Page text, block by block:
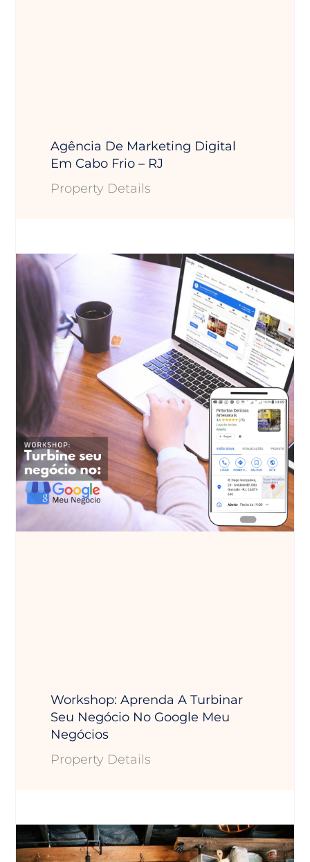
Agência De Marketing Digital
Em Cabo Frio – RJ
Property Details
Workshop: Aprenda A Turbinar
Seu Negócio No Google Meu
Negócios
Property Details